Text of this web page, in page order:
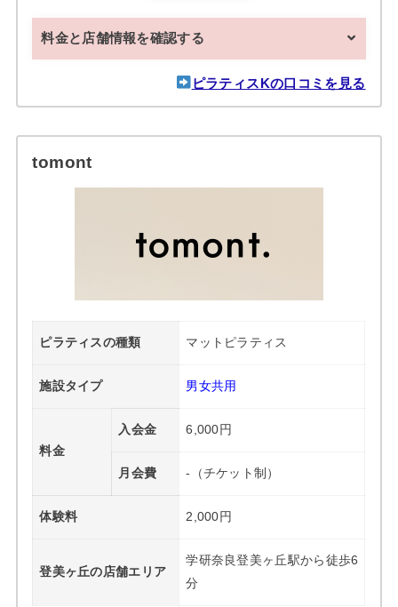
料金と店舗情報を確認する
ピラティスKの口コミを見る
tomont
ピラティスの種類 マットピラティス
施設タイプ 男女共用
料金
入会金 6,000円
月会費 -（チケット制）
体験料 2,000円
登美ヶ丘の店舗エリア
学研奈良登美ヶ丘駅から徒歩6
分